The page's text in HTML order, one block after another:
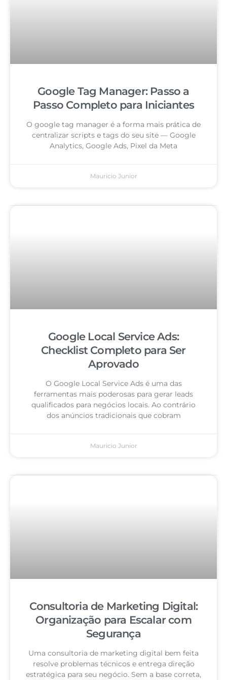
Google Tag Manager: Passo a
Passo Completo para Iniciantes
O google tag manager é a forma mais prática de
centralizar scripts e tags do seu site — Google
Analytics, Google Ads, Pixel da Meta
Mauricio Junior
Google Local Service Ads:
Checklist Completo para Ser
Aprovado
O Google Local Service Ads é uma das
ferramentas mais poderosas para gerar leads
qualificados para negócios locais. Ao contrário
dos anúncios tradicionais que cobram
Mauricio Junior
Consultoria de Marketing Digital:
Organização para Escalar com
Segurança
Uma consultoria de marketing digital bem feita
resolve problemas técnicos e entrega direção
estratégica para seu negócio. Sem a base correta,